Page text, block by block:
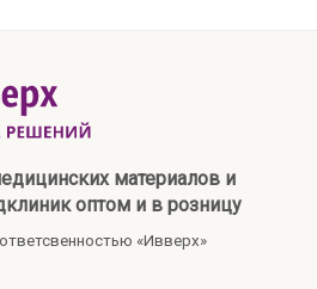
материалов и
оптом и в розницу
«Ивверх»